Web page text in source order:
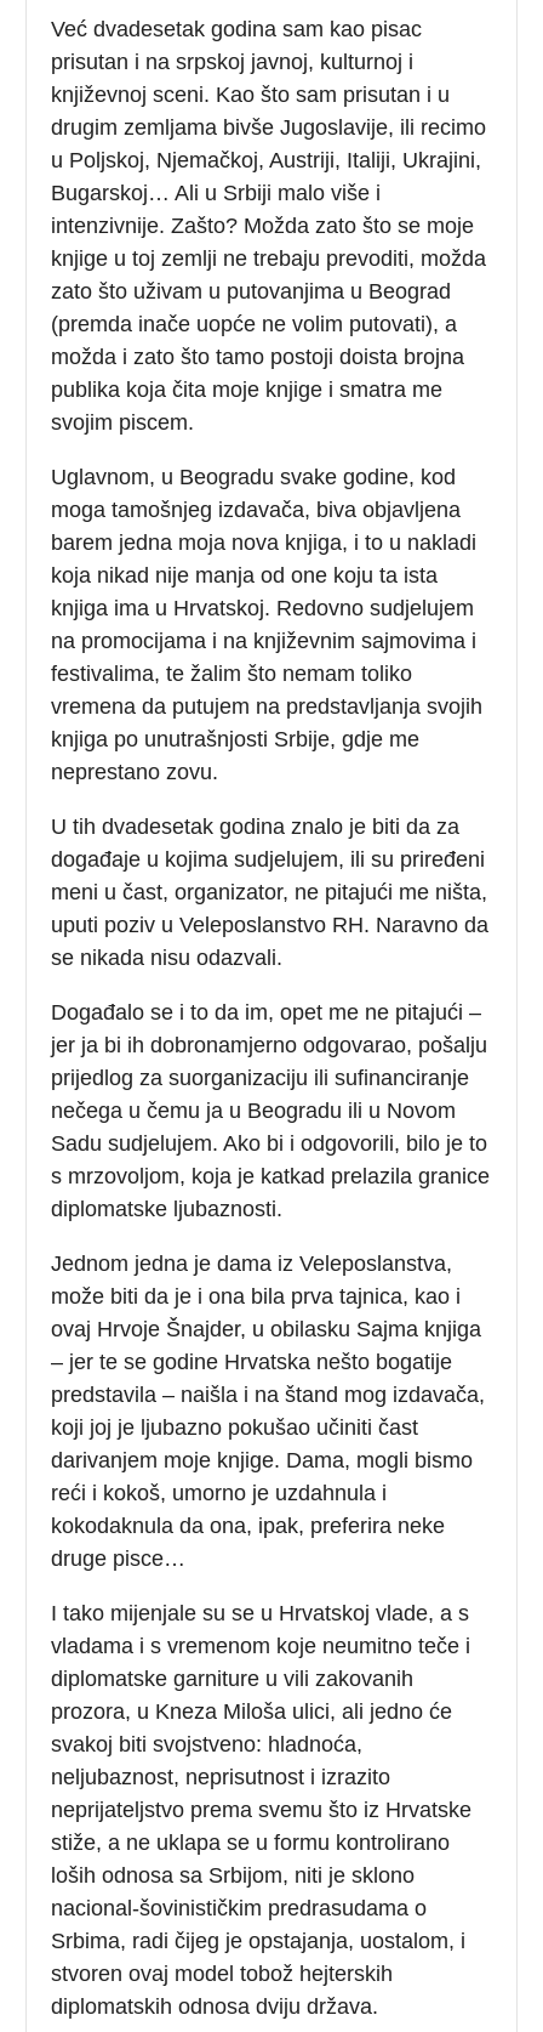
Već dvadesetak godina sam kao pisac
prisutan i na srpskoj javnoj, kulturnoj i
književnoj sceni. Kao što sam prisutan i u
drugim zemljama bivše Jugoslavije, ili recimo
u Poljskoj, Njemačkoj, Austriji, Italiji, Ukrajini,
Bugarskoj… Ali u Srbiji malo više i
intenzivnije. Zašto? Možda zato što se moje
knjige u toj zemlji ne trebaju prevoditi, možda
zato što uživam u putovanjima u Beograd
(premda inače uopće ne volim putovati), a
možda i zato što tamo postoji doista brojna
publika koja čita moje knjige i smatra me
svojim piscem.
Uglavnom, u Beogradu svake godine, kod
moga tamošnjeg izdavača, biva objavljena
barem jedna moja nova knjiga, i to u nakladi
koja nikad nije manja od one koju ta ista
knjiga ima u Hrvatskoj. Redovno sudjelujem
na promocijama i na književnim sajmovima i
festivalima, te žalim što nemam toliko
vremena da putujem na predstavljanja svojih
knjiga po unutrašnjosti Srbije, gdje me
neprestano zovu.
U tih dvadesetak godina znalo je biti da za
događaje u kojima sudjelujem, ili su priređeni
meni u čast, organizator, ne pitajući me ništa,
uputi poziv u Veleposlanstvo RH. Naravno da
se nikada nisu odazvali.
Događalo se i to da im, opet me ne pitajući –
jer ja bi ih dobronamjerno odgovarao, pošalju
prijedlog za suorganizaciju ili sufinanciranje
nečega u čemu ja u Beogradu ili u Novom
Sadu sudjelujem. Ako bi i odgovorili, bilo je to
s mrzovoljom, koja je katkad prelazila granice
diplomatske ljubaznosti.
Jednom jedna je dama iz Veleposlanstva,
može biti da je i ona bila prva tajnica, kao i
ovaj Hrvoje Šnajder, u obilasku Sajma knjiga
– jer te se godine Hrvatska nešto bogatije
predstavila – naišla i na štand mog izdavača,
koji joj je ljubazno pokušao učiniti čast
darivanjem moje knjige. Dama, mogli bismo
reći i kokoš, umorno je uzdahnula i
kokodaknula da ona, ipak, preferira neke
druge pisce…
I tako mijenjale su se u Hrvatskoj vlade, a s
vladama i s vremenom koje neumitno teče i
diplomatske garniture u vili zakovanih
prozora, u Kneza Miloša ulici, ali jedno će
svakoj biti svojstveno: hladnoća,
neljubaznost, neprisutnost i izrazito
neprijateljstvo prema svemu što iz Hrvatske
stiže, a ne uklapa se u formu kontrolirano
loših odnosa sa Srbijom, niti je sklono
nacional-šovinističkim predrasudama o
Srbima, radi čijeg je opstajanja, uostalom, i
stvoren ovaj model tobož hejterskih
diplomatskih odnosa dviju država.